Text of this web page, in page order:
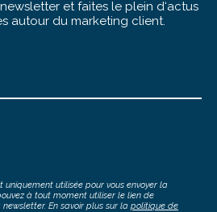
et faites le plein d‘actus
autour du marketing client.
uniquement utilisée pour vous envoyer la
à tout moment utiliser le lien de
En savoir plus sur la politique de